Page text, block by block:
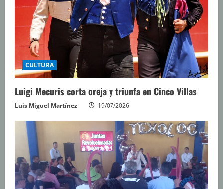
o
CULTURA
Luigi Mecuris corta oreja y triunfa en Cinco Villas
Luis Miguel Martínez 19/07/2026